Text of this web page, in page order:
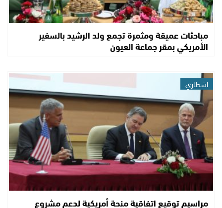
مباحثات عميقة ومثمرة تجمع ولد الرشيد بالسفير
الأمريكي بمقر جماعة العيون
اشطاري
مراسيم توقيع اتفاقية منحة أمريكية لدعم مشروع